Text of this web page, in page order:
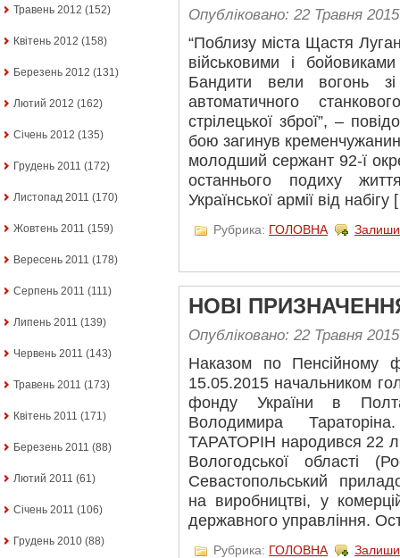
Травень 2012 (152)
Квітень 2012 (158)
Березень 2012 (131)
Лютий 2012 (162)
Січень 2012 (135)
Грудень 2011 (172)
Листопад 2011 (170)
Жовтень 2011 (159)
Вересень 2011 (178)
Серпень 2011 (111)
Липень 2011 (139)
Червень 2011 (143)
Травень 2011 (173)
Квітень 2011 (171)
Березень 2011 (88)
Лютий 2011 (61)
Січень 2011 (106)
Грудень 2010 (88)
Опубліковано: 22 Травня 2015
“Поблизу міста Щастя
військовими і
Бандити вели вогонь зі
автоматичного
стрілецької зброї”, –
бою загинув
молодший сержант 92-ї
останнього подиху
Української армії від
Рубрика: ГОЛОВНА
НОВІ
Опубліковано: 22 Травня 2015
Наказом по
15.05.2015 начальником
фонду України в
Володимира
ТАРАТОРІН народився 22
Вологодської області
Севастопольський
на виробництві, у
державного управління.
Рубрика: ГОЛОВНА